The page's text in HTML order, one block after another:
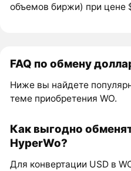
объемов биржи) при цене
FAQ по обмену
Ниже вы найдете
теме приобретения WO.
Как выгодно
HyperWo?
Для конвертации USD в